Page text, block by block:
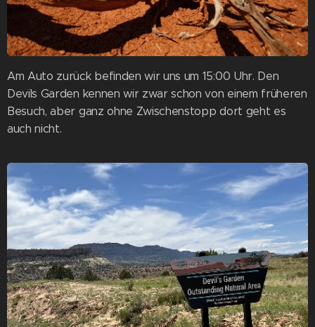
Am Auto zurück befinden wir uns um 15:00 Uhr. Den
Devils Garden kennen wir zwar schon von einem früheren
Besuch, aber ganz ohne Zwischenstopp dort geht es
auch nicht.